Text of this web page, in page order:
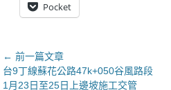
Pocket
文
章
← 前一篇文章
上
一
台9丁線蘇花公路47k+050谷風路段
1月23日至25日上邊坡施工交管